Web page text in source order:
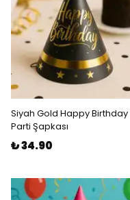
Siyah Gold Happy Birthday
Parti Şapkası
₺ 34.90